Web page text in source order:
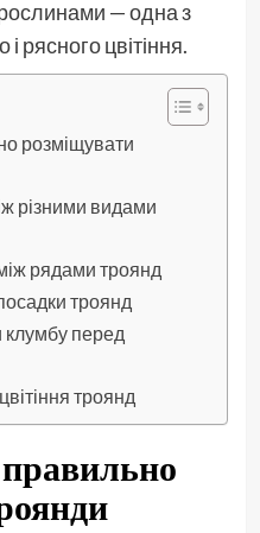
— одна з
рясного цвітіння.
розміщувати
різними видами
рядами троянд
троянд
клумбу перед
троянд